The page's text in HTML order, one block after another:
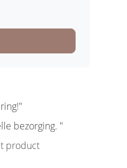
bezorging. "
product